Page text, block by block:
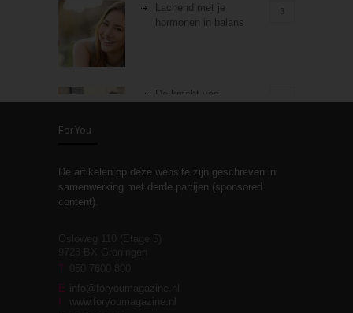
Lachend met je
hormonen in balans
3
De kracht van
Stiefouderschap en
relaties
moeite!
ForYou
De artikelen op deze website zijn geschreven in
samenwerking met derde partijen (sponsored
content).
T
E info@foryoumagazine.nl
www.foryoumagazine.nl